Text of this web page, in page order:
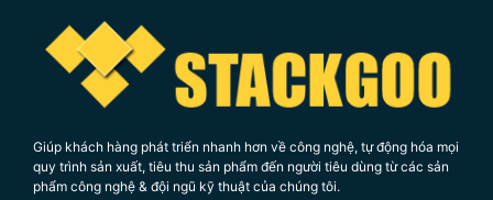
Giúp khách hàng phát triển nhanh hơn về công nghệ, tự động hóa mọi
quy trình sản xuất, tiêu thu sản phẩm đến người tiêu dùng từ các sản
phẩm công nghệ & đội ngũ kỹ thuật của chúng tôi.